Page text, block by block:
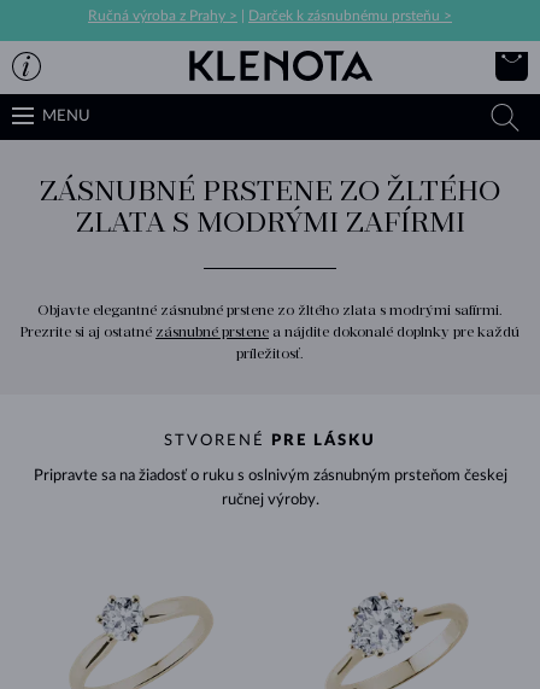
Ručná výroba z Prahy > Darček k zásnubnému prsteňu >
MENU
ZÁSNUBNÉ PRSTENE ZO ŽLTÉHO
ZLATA S MODRÝMI ZAFÍRMI
Objavte elegantné zásnubné prstene zo žltého zlata s modrými safírmi.
Prezrite si aj ostatné zásnubné prstene a nájdite dokonalé doplnky pre každú
príležitosť.
STVORENÉ PRE LÁSKU
Pripravte sa na žiadosť o ruku s oslnivým zásnubným prsteňom českej
ručnej výroby.